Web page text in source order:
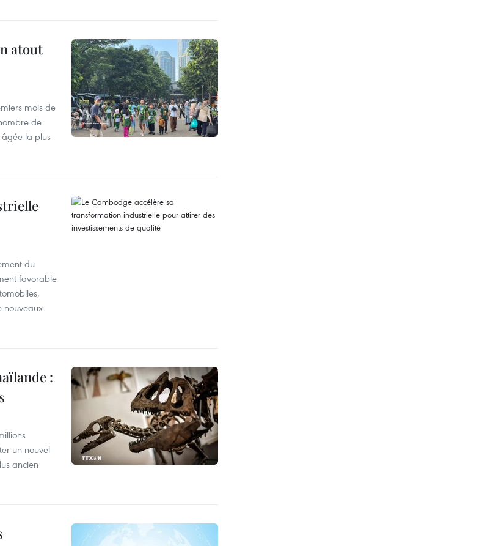
atout
mois de
de
la plus
du
favorable
nouveaux
:
un nouvel
ancien